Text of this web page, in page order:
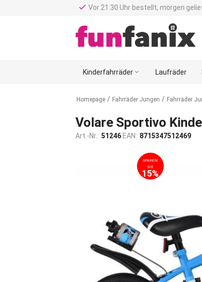
done Vor 21:30 Uhr bestellt, morgen
Kinderfahrräder  Laufräder
Homepage / Fahrräder Jungen / Fahrräder
Volare Sportivo
Art.-Nr.: 51246 EAN: 8715347512469
SPAREN
SIE
15%